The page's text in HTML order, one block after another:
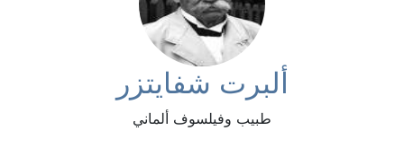
ألبرت شفايتزر
طبيب وفيلسوف ألماني